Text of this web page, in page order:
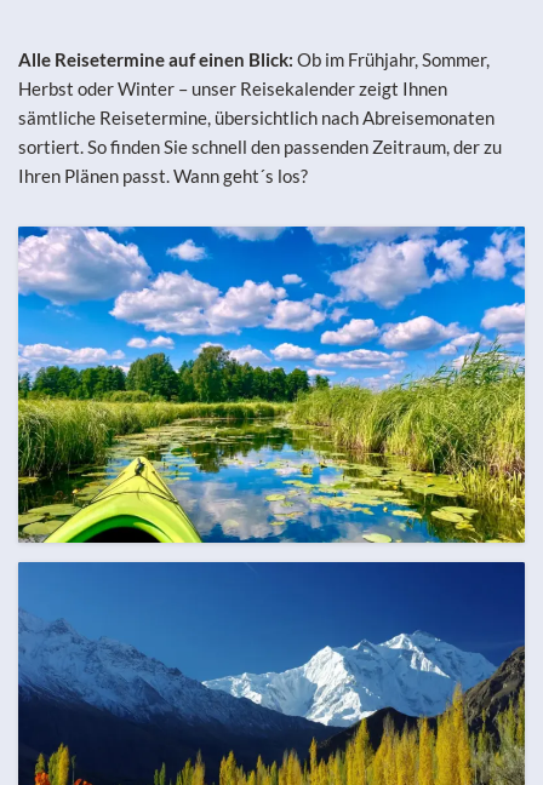
Alle Reisetermine auf einen Blick: Ob im Frühjahr, Sommer,
Herbst oder Winter – unser Reisekalender zeigt Ihnen
sämtliche Reisetermine, übersichtlich nach Abreisemonaten
sortiert. So finden Sie schnell den passenden Zeitraum, der zu
Ihren Plänen passt. Wann geht´s los?